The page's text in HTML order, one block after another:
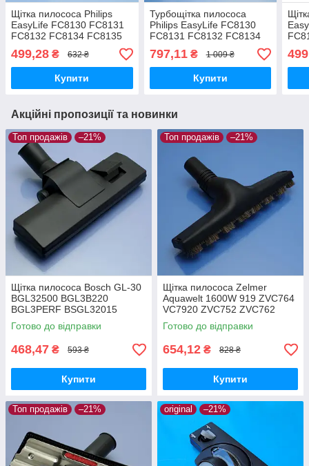
Щітка пилососа Philips
EasyLife FC8130 FC8131
FC8132 FC8134 FC8135
FC8144 FC8147 велика
499,28 ₴ 632 ₴
Купити
Турбощітка пилососа
Philips EasyLife FC8130
FC8131 FC8132 FC8134
FC8135 FC8144 FC8147
797,11₴ 1 009 ₴
Купити
для
Акційні пропозиції та новинки
Топ продажів –21%
Щітка пилососа Bosch GL-30
BGL32500 BGL3B220
BGL3PERF BSGL32015
BSGL32030 BSGL3210RU
BSGL32383 BSGL32500
двохрежимна
Готово до відправки
468,47 ₴ 593 ₴
Купити
Топ продажів –21%
Щітка пилососа Zelmer
Aquawelt 1600W 919 ZVC764
VC7920 ZVC752 ZVC762
ZVC763 Aquos 829 ZVC722
Aquario 819 ZVC712 ламінат
та паркет
Готово до відправки
654,12 ₴ 828 ₴
Купити
Топ продажів –21% original –21%